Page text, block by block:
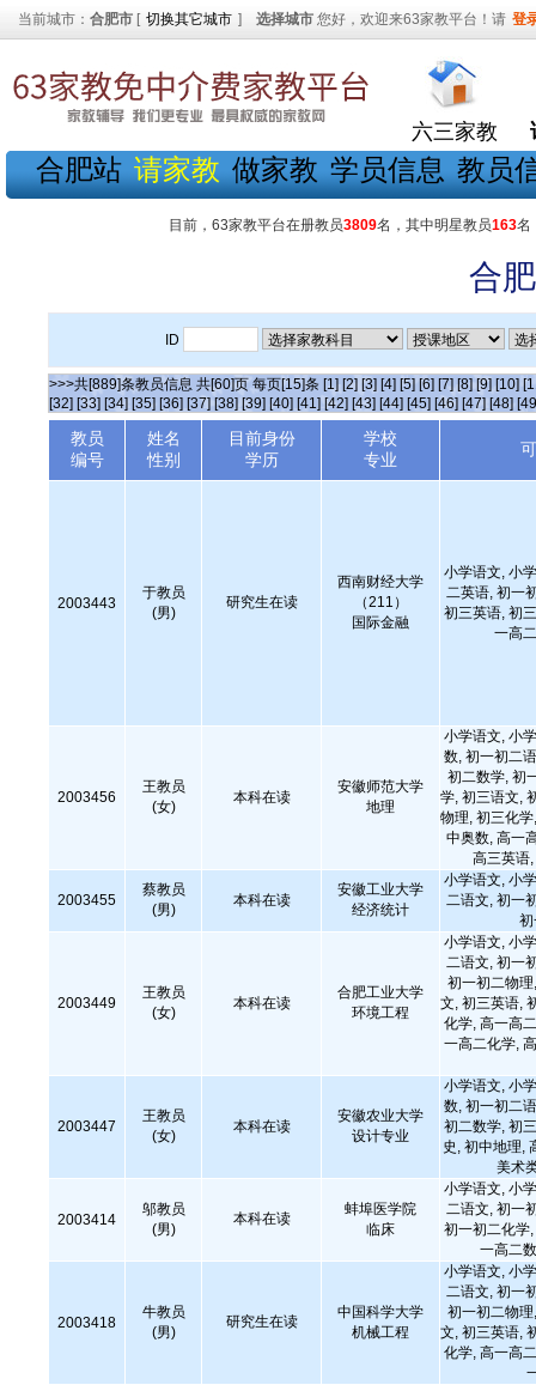
当前城市： 合肥市 [ 切换其它城市 ] 选择城市 您好，欢迎来63家教平台！请 登
六三家教
合肥站 请家教 做家教 学员信息 教员
目前，63家教平台在册教员3809名，其中明星教员163名
合
ID
>>>共[889]条教员信息 共[60]页 每页[15]条 [1] [2] [3] [4] [5] [6] [7] [8] [9] [10]
[32] [33] [34] [35] [36] [37] [38] [39] [40] [41] [42] [43] [44] [45] [46] [47] [48]
教员
编号
姓名
性别
目前身份
学历
学校
专业
2003443
于教员
(男)
研究生在读
西南财经大学
（211）
国际金融
小学语文, 小
二英语, 初一
初三英语, 初
一高
2003456
王教员
(女)
本科在读
安徽师范大学
地理
小学语文, 小
数, 初一初二
初二数学, 初
学, 初三语文,
物理, 初三化
中奥数, 高一
高三英语
2003455
蔡教员
(男)
本科在读
安徽工业大学
经济统计
小学语文, 小
二语文, 初一
2003449
王教员
(女)
本科在读
合肥工业大学
环境工程
小学语文, 小
二语文, 初一
初一初二物
文, 初三英语,
化学, 高一高
一高二化学,
2003447
王教员
(女)
本科在读
安徽农业大学
设计专业
小学语文, 小
数, 初一初二
初二数学, 初
史, 初中地理,
美术
2003414
邬教员
(男)
本科在读
蚌埠医学院
临床
小学语文, 小
二语文, 初一
初一初二化学
一高二
2003418
牛教员
(男)
研究生在读
中国科学大学
机械工程
小学语文, 小
二语文, 初一
初一初二物
文, 初三英语,
化学, 高一高